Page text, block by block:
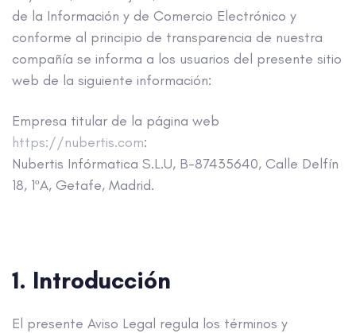
de la Información y de Comercio Electrónico y
conforme al principio de transparencia de nuestra
compañía se informa a los usuarios del presente sitio
web de la siguiente información:
Empresa titular de la página web
https://nubertis.com:
Nubertis Infórmatica S.L.U, B-87435640, Calle Delfín
18, 1ºA, Getafe, Madrid.
1. Introducción
El presente Aviso Legal regula los términos y